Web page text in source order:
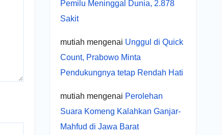
Pemilu Meninggal Dunia, 2.878
Sakit
mutiah mengenai Unggul di Quick
Count, Prabowo Minta
Pendukungnya tetap Rendah Hati
mutiah mengenai Perolehan
Suara Komeng Kalahkan Ganjar-
Mahfud di Jawa Barat